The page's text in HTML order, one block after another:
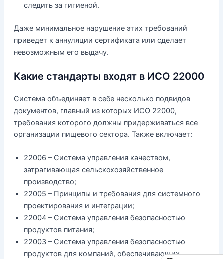
следить за гигиеной.
Даже минимальное нарушение этих требований
приведет к аннуляции сертификата или сделает
невозможным его выдачу.
Какие стандарты входят в ИСО 22000
Система объединяет в себе несколько подвидов
документов, главный из которых ИСО 22000,
требования которого должны придерживаться все
организации пищевого сектора. Также включает:
22006 – Система управления качеством,
затрагивающая сельскохозяйственное
производство;
22005 – Принципы и требования для системного
проектирования и интеграции;
22004 – Система управления безопасностью
продуктов питания;
22003 – Система управления безопасностью
продуктов для компаний, обеспечивающих